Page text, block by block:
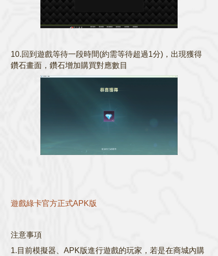
10.回到遊戲等待一段時間(約需等待超過1分)，出現獲得
鑽石畫面，鑽石增加購買對應數目
遊戲綠卡官方正式APK版
注意事項
1.目前模擬器、APK版進行遊戲的玩家，若是在商城內購